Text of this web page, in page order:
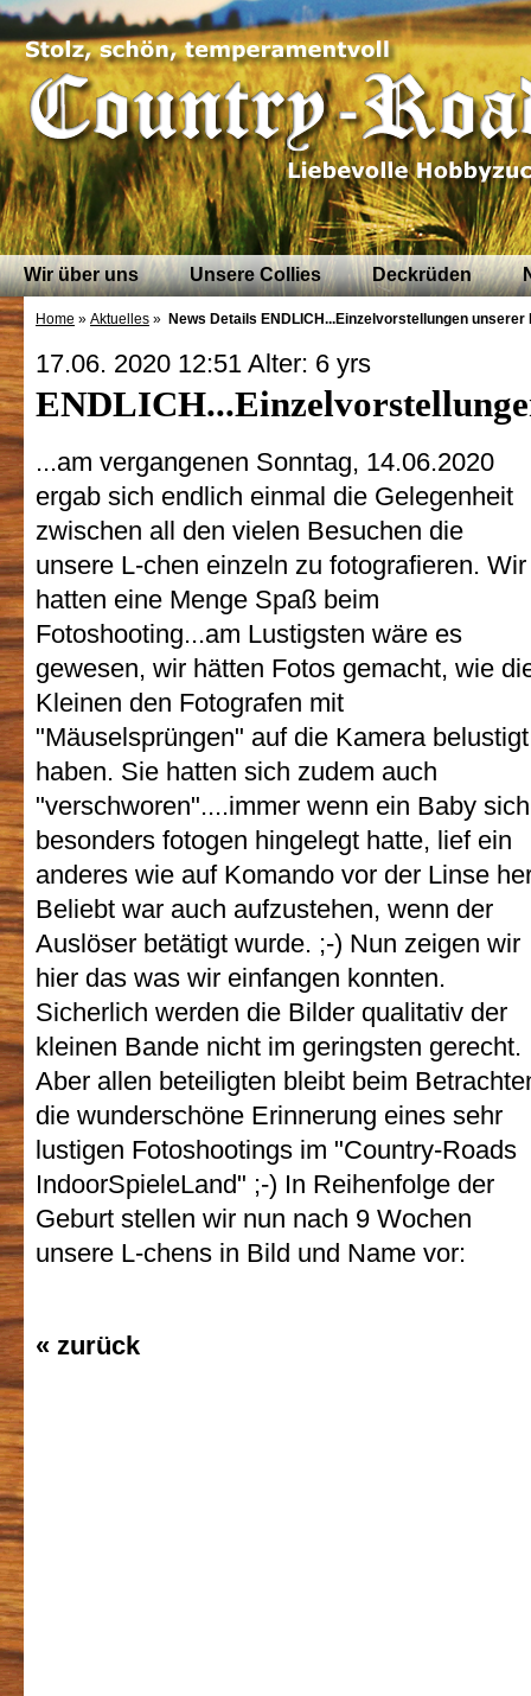
Wir über uns Unsere Collies Deckrüden
Home » Aktuelles » News Details ENDLICH...Einzelvorstellungen unserer
17.06. 2020 12:51 Alter: 6 yrs
...am vergangenen Sonntag, 14.06.2020
ergab sich endlich einmal die Gelegenheit
zwischen all den vielen Besuchen die
unsere L-chen einzeln zu fotografieren. Wir
hatten eine Menge Spaß beim
Fotoshooting...am Lustigsten wäre es
gewesen, wir hätten Fotos gemacht, wie
Kleinen den Fotografen mit
"Mäuselsprüngen" auf die Kamera belustigt
haben. Sie hatten sich zudem auch
"verschworen"....immer wenn ein Baby sich
besonders fotogen hingelegt hatte, lief ein
anderes wie auf Komando vor der Linse
Beliebt war auch aufzustehen, wenn der
Auslöser betätigt wurde. ;-) Nun zeigen wir
hier das was wir einfangen konnten.
Sicherlich werden die Bilder qualitativ der
kleinen Bande nicht im geringsten gerecht.
Aber allen beteiligten bleibt beim
die wunderschöne Erinnerung eines sehr
lustigen Fotoshootings im "Country-Roads
IndoorSpieleLand" ;-) In Reihenfolge der
Geburt stellen wir nun nach 9 Wochen
unsere L-chens in Bild und Name vor:
« zurück